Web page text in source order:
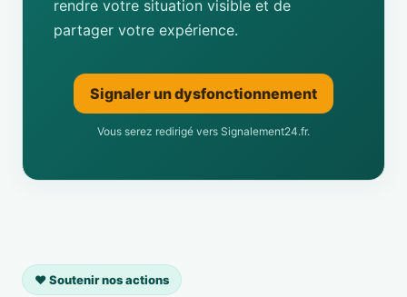
rendre votre situation visible et de
partager votre expérience.
Signaler un dysfonctionnement
Vous serez redirigé vers Signalement24.fr.
❤️ Soutenir nos actions